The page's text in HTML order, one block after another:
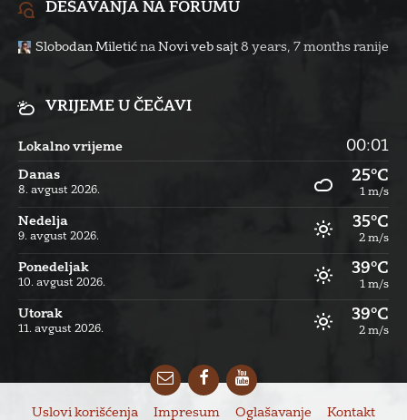
DEŠAVANJA NA FORUMU
Slobodan Miletić na Novi veb sajt 8 years, 7 months ranije
VRIJEME U ČEČAVI
Lokalno vrijeme 00:01
Danas
8. avgust 2026.
25°C
1 m/s
Nedelja
9. avgust 2026.
35°C
2 m/s
Ponedeljak
10. avgust 2026.
39°C
1 m/s
Utorak
11. avgust 2026.
39°C
2 m/s
EmailFacebookYouTube
Uslovi korišćenja Impresum Oglašavanje Kontakt